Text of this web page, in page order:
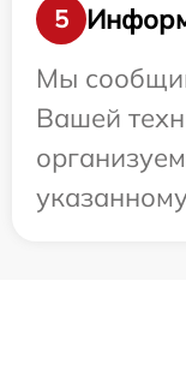
5
Мы
Вашей